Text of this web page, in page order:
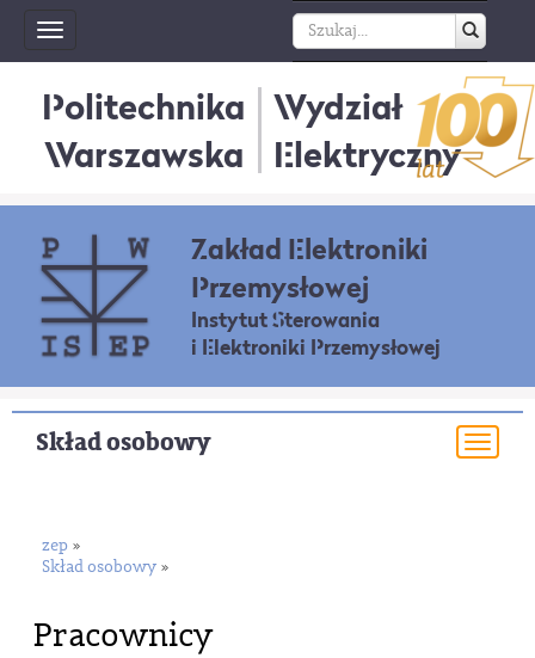
Toggle
navigation
Politechnika
Warszawska
Wydział
Elektryczny
Zakład Elektroniki
Przemysłowej
Instytut Sterowania
i Elektroniki Przemysłowej
Skład osobowy
zep »
Skład osobowy »
Pracownicy